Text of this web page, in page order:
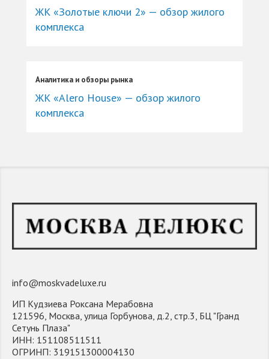
ЖК «Золотые ключи 2» — обзор жилого
комплекса
Аналитика и обзоры рынка
ЖК «Alero House» — обзор жилого
комплекса
info@moskvadeluxe.ru
ИП Кудзиева Роксана Мерабовна
121596, Москва, улица Горбунова, д.2, стр.3, БЦ "Гранд
Сетунь Плаза"
ИНН: 151108511511
ОГРИНП: 319151300004130